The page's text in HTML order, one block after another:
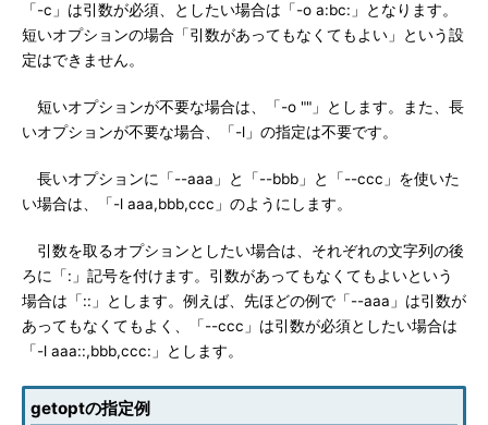
「-c」は引数が必須、としたい場合は「-o a:bc:」となります。
短いオプションの場合「引数があってもなくてもよい」という設
定はできません。
短いオプションが不要な場合は、「-o ""」とします。また、長
いオプションが不要な場合、「-l」の指定は不要です。
長いオプションに「--aaa」と「--bbb」と「--ccc」を使いた
い場合は、「-l aaa,bbb,ccc」のようにします。
引数を取るオプションとしたい場合は、それぞれの文字列の後
ろに「:」記号を付けます。引数があってもなくてもよいという
場合は「::」とします。例えば、先ほどの例で「--aaa」は引数が
あってもなくてもよく、「--ccc」は引数が必須としたい場合は
「-l aaa::,bbb,ccc:」とします。
getoptの指定例